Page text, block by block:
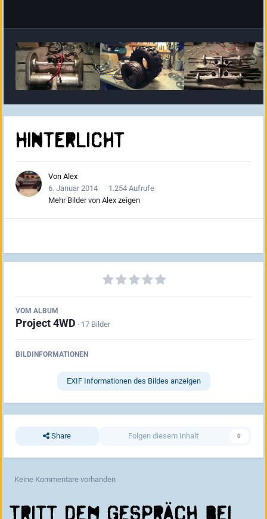
Hinterlicht
Von Alex
6. Januar 2014
1.254 Aufrufe
Mehr Bilder von Alex zeigen
VOM ALBUM
Project 4WD · 17 Bilder
BILDINFORMATIONEN
EXIF Informationen des Bildes anzeigen
Share Folgen diesem Inhalt 0
Keine Kommentare vorhanden
Tritt dem Gespräch bei